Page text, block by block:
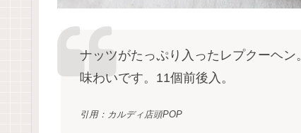
ナッツがたっぷり入ったレプクーヘ
味わいです。11個前後入。
引用：カルディ店頭POP